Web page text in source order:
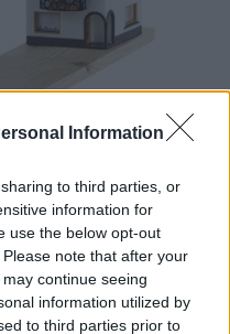
Information
to third parties, or
information for
use the below opt-out
note that after your
continue seeing
information utilized by
to third parties prior to
a rezsi?